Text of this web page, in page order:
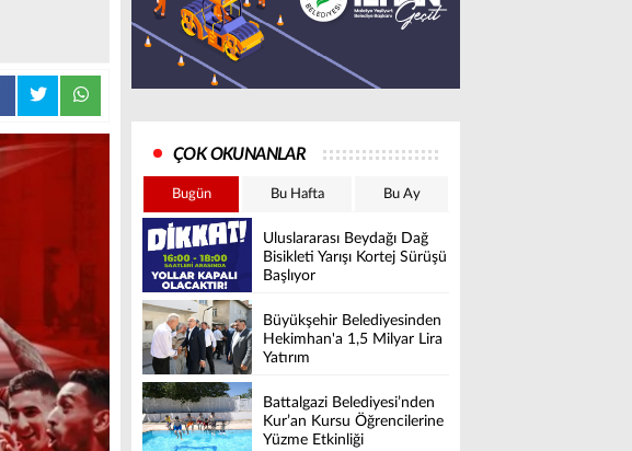
ÇOK OKUNANLAR
Bugün Bu Hafta Bu Ay
Uluslararası Beydağı Dağ
Bisikleti Yarışı Kortej Sürüşü
Başlıyor
Büyükşehir Belediyesinden
Hekimhan'a 1,5 Milyar Lira
Yatırım
Battalgazi Belediyesi’nden
Kur’an Kursu Öğrencilerine
Yüzme Etkinliği